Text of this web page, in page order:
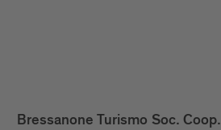
Bressanone Turismo Soc. Coop.